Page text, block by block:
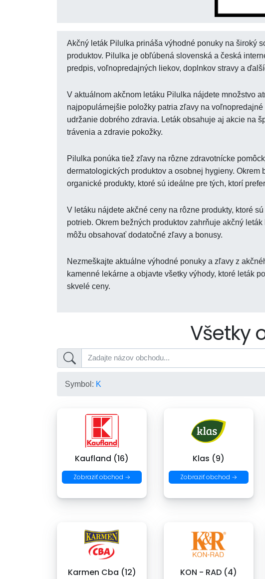
Akčný leták Pilulka prináša výhodné ponuky na široký
produktov. Pilulka je obľúbená slovenská a česká
predpis, voľnopredajných liekov, doplnkov stravy a
V aktuálnom akčnom letáku Pilulka nájdete množstvo
najpopulárnejšie položky patria zľavy na
udržanie dobrého zdravia. Leták obsahuje aj akcie na
trávenia a zdravie pokožky.
Pilulka ponúka tiež zľavy na rôzne zdravotnícke
dermatologických produktov a osobnej hygieny.
organické produkty, ktoré sú ideálne pre tých, ktorí
V letáku nájdete akčné ceny na rôzne produkty, ktoré
potrieb. Okrem bežných produktov zahrňuje akčný
môžu obsahovať dodatočné zľavy a bonusy.
Nezmeškajte aktuálne výhodné ponuky a zľavy z
kamenné lekárne a objavte všetky výhody, ktoré leták
skvelé ceny.
Všetky
Symbol: K
Kaufland (16)
Zobraziť obchod →
Klas (9)
Zobraziť obchod →
Karmen Cba (12) KON - RAD (4)